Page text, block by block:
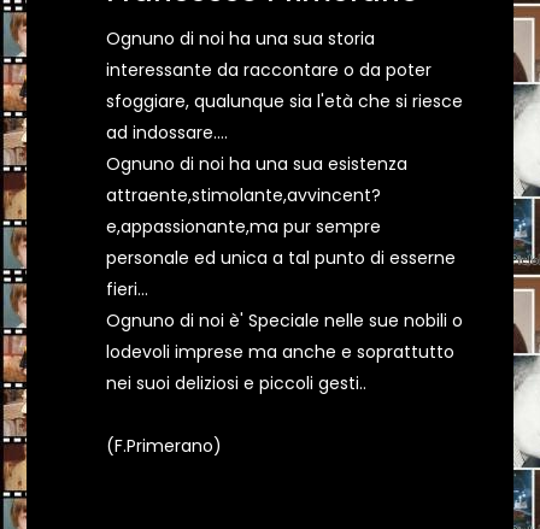
Ognuno di noi ha una sua storia
interessante da raccontare o da poter
sfoggiare, qualunque sia l'età che si riesce
ad indossare....
Ognuno di noi ha una sua esistenza
attraente,stimolante,avvincent?
e,appassionante,ma pur sempre
personale ed unica a tal punto di esserne
fieri...
Ognuno di noi è' Speciale nelle sue nobili o
lodevoli imprese ma anche e soprattutto
nei suoi deliziosi e piccoli gesti..
(F.Primerano)